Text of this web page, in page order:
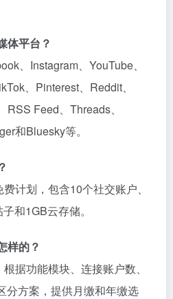
体平台？
、Instagram、YouTube、
、Pinterest、Reddit、
Feed、Threads、
和Bluesky等。
计划，包含10个社交账户、
和1GB云存储。
样的？
据功能模块、连接账户数、
分方案，提供月缴和年缴选